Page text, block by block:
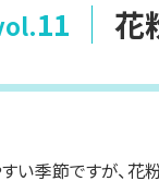
11 花
い季節ですが、花